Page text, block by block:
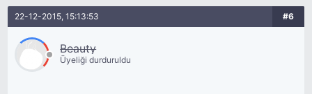
22-12-2015, 15:13:53 #6
Beauty
Üyeliği durduruldu